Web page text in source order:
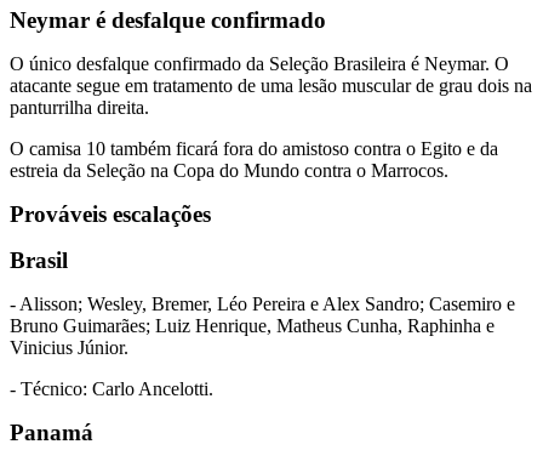
Neymar é desfalque confirmado
O único desfalque confirmado da Seleção Brasileira é Neymar. O
atacante segue em tratamento de uma lesão muscular de grau dois na
panturrilha direita.
O camisa 10 também ficará fora do amistoso contra o Egito e da
estreia da Seleção na Copa do Mundo contra o Marrocos.
Prováveis escalações
Brasil
- Alisson; Wesley, Bremer, Léo Pereira e Alex Sandro; Casemiro e
Bruno Guimarães; Luiz Henrique, Matheus Cunha, Raphinha e
Vinicius Júnior.
- Técnico: Carlo Ancelotti.
Panamá